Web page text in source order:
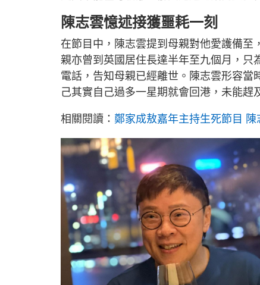
陳志雲憶述接獲噩耗一刻
在節目中，陳志雲提到母親對他愛護備至
親亦曾到英國居住長達半年至九個月，
電話，告知母親已經離世。陳志雲形容當
己其實自己過多一星期就會回港，未能趕
相關閱讀： 鄭家成敖嘉年主持生死節目